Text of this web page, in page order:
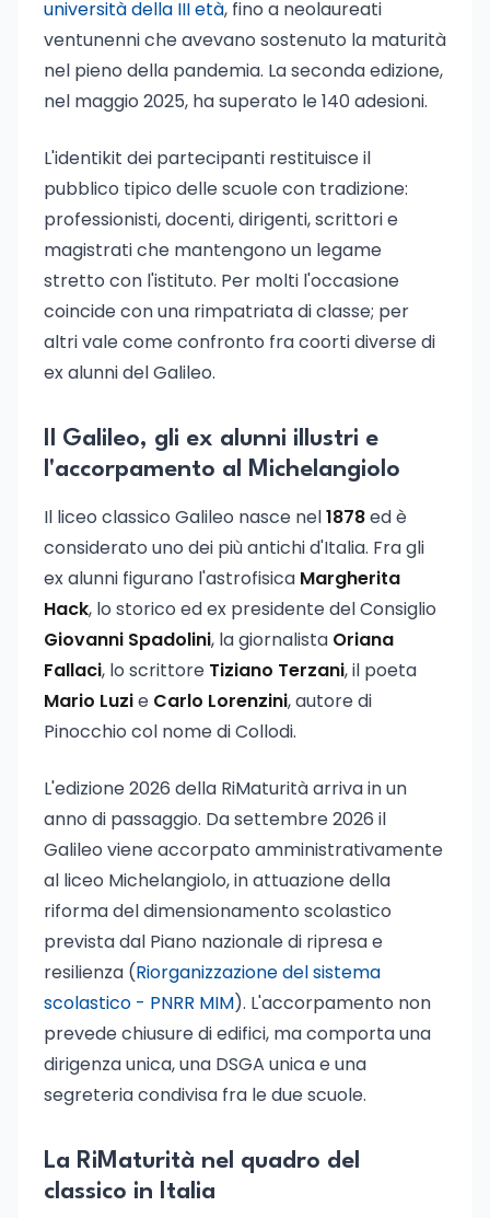
università della III età, fino a neolaureati
ventunenni che avevano sostenuto la maturità
nel pieno della pandemia. La seconda edizione,
nel maggio 2025, ha superato le 140 adesioni.
L'identikit dei partecipanti restituisce il
pubblico tipico delle scuole con tradizione:
professionisti, docenti, dirigenti, scrittori e
magistrati che mantengono un legame
stretto con l'istituto. Per molti l'occasione
coincide con una rimpatriata di classe; per
altri vale come confronto fra coorti diverse di
ex alunni del Galileo.
Il Galileo, gli ex alunni illustri e
l'accorpamento al Michelangiolo
Il liceo classico Galileo nasce nel1878ed è
considerato uno dei più antichi d'Italia. Fra gli
ex alunni figurano l'astrofisica Margherita
Hack, lo storico ed ex presidente del Consiglio
Giovanni Spadolini, la giornalista Oriana
Fallaci, lo scrittore Tiziano Terzani, il poeta
Mario Luzie Carlo Lorenzini, autore di
Pinocchio col nome di Collodi.
L'edizione 2026 della RiMaturità arriva in un
anno di passaggio. Da settembre 2026 il
Galileo viene accorpato amministrativamente
al liceo Michelangiolo, in attuazione della
riforma del dimensionamento scolastico
prevista dal Piano nazionale di ripresa e
resilienza (Riorganizzazione del sistema
scolastico - PNRR MIM). L'accorpamento non
prevede chiusure di edifici, ma comporta una
dirigenza unica, una DSGA unica e una
segreteria condivisa fra le due scuole.
La RiMaturità nel quadro del
classico in Italia